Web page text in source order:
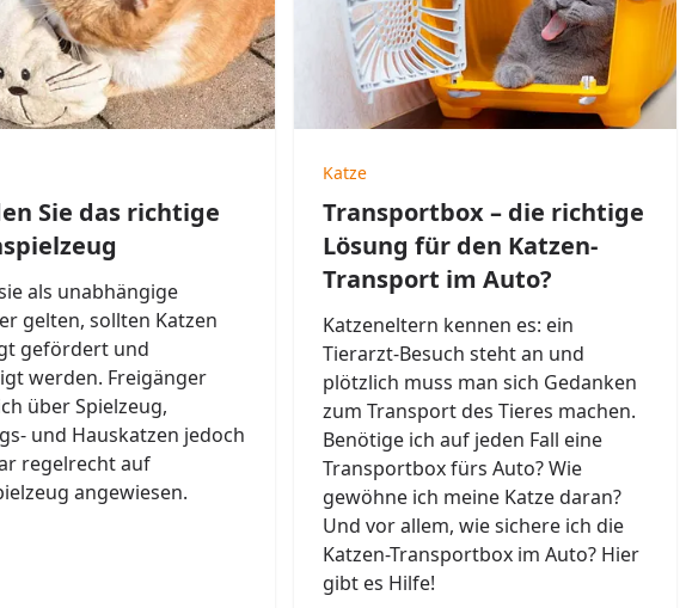
Sie das richtige
als unabhängige
gelten, sollten Katzen
gefördert und
werden. Freigänger
über Spielzeug,
und Hauskatzen jedoch
regelrecht auf
angewiesen.
Katze
Transportbox – die richtige
Lösung für den Katzen-
Transport im Auto?
Katzeneltern kennen es: ein
Tierarzt-Besuch steht an und
plötzlich muss man sich Gedanken
zum Transport des Tieres machen.
Benötige ich auf jeden Fall eine
Transportbox fürs Auto? Wie
gewöhne ich meine Katze daran?
Und vor allem, wie sichere ich die
Katzen-Transportbox im Auto? Hier
gibt es Hilfe!